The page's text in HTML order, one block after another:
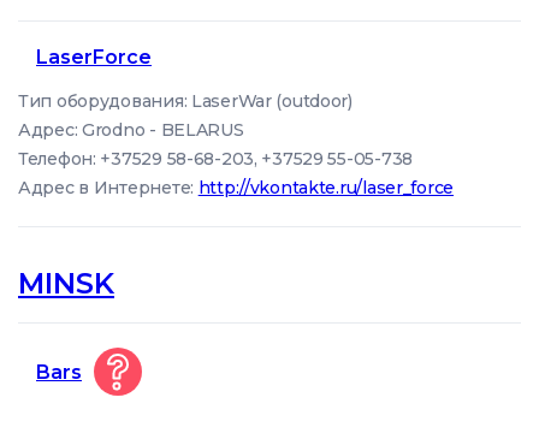
LaserForce
Тип оборудования: LaserWar (outdoor)
Адрес: Grodno - BELARUS
Телефон: +37529 58-68-203, +37529 55-05-738
Адрес в Интернете: http://vkontakte.ru/laser_force
MINSK
Bars